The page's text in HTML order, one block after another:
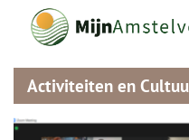
Activiteiten en